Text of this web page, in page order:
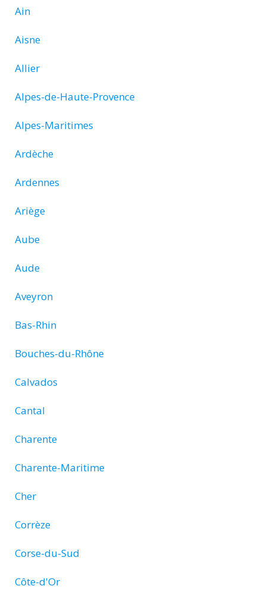
Ain
Aisne
Allier
Alpes-de-Haute-Provence
Alpes-Maritimes
Ardèche
Ardennes
Ariège
Aube
Aude
Aveyron
Bas-Rhin
Bouches-du-Rhône
Calvados
Cantal
Charente
Charente-Maritime
Cher
Corrèze
Corse-du-Sud
Côte-d'Or